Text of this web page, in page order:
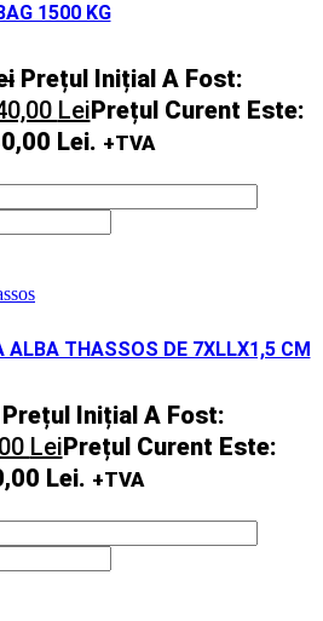
1500 KG
Prețul Inițial A Fost:
LeiPrețul Curent Este:
Lei. +TVA
ALBA THASSOS DE 7XLLX1,5 CM
Prețul Inițial A Fost:
LeiPrețul Curent Este:
Lei. +TVA